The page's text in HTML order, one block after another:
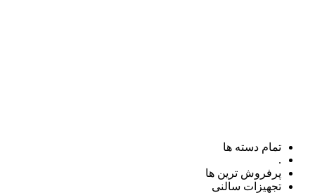
تمام دسته ها
.
پرفروش ترین ها
تجهیزات سالنی